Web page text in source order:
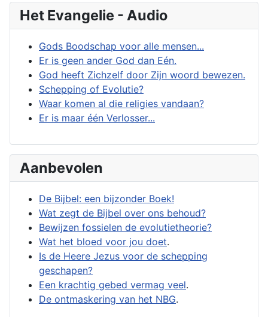
Het Evangelie - Audio
Gods Boodschap voor alle mensen...
Er is geen ander God dan Eén.
God heeft Zichzelf door Zijn woord bewezen.
Schepping of Evolutie?
Waar komen al die religies vandaan?
Er is maar één Verlosser...
Aanbevolen
De Bijbel: een bijzonder Boek!
Wat zegt de Bijbel over ons behoud?
Bewijzen fossielen de evolutietheorie?
Wat het bloed voor jou doet.
Is de Heere Jezus voor de schepping
geschapen?
Een krachtig gebed vermag veel.
De ontmaskering van het NBG.